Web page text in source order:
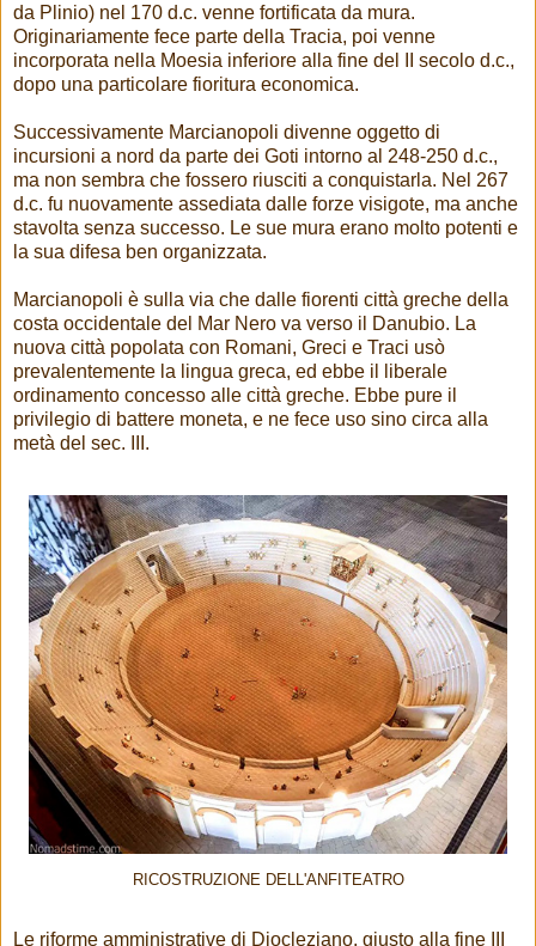
da Plinio) nel 170 d.c. venne fortificata da mura.
Originariamente fece parte della Tracia, poi venne
incorporata nella Moesia inferiore alla fine del II secolo d.c.,
dopo una particolare fioritura economica.
Successivamente Marcianopoli divenne oggetto di
incursioni a nord da parte dei Goti intorno al 248-250 d.c.,
ma non sembra che fossero riusciti a conquistarla. Nel 267
d.c. fu nuovamente assediata dalle forze visigote, ma anche
stavolta senza successo. Le sue mura erano molto potenti e
la sua difesa ben organizzata.
Marcianopoli è sulla via che dalle fiorenti città greche della
costa occidentale del Mar Nero va verso il Danubio. La
nuova città popolata con Romani, Greci e Traci usò
prevalentemente la lingua greca, ed ebbe il liberale
ordinamento concesso alle città greche. Ebbe pure il
privilegio di battere moneta, e ne fece uso sino circa alla
metà del sec. III.
RICOSTRUZIONE DELL'ANFITEATRO
Le riforme amministrative di Diocleziano, giusto alla fine III